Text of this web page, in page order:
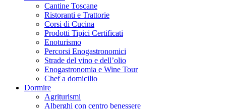
Cantine Toscane
Ristoranti e Trattorie
Corsi di Cucina
Prodotti Tipici Certificati
Enoturismo
Percorsi Enogastronomici
Strade del vino e dell’olio
Enogastronomia e Wine Tour
Chef a domicilio
Dormire
Agriturismi
Alberghi con centro benessere